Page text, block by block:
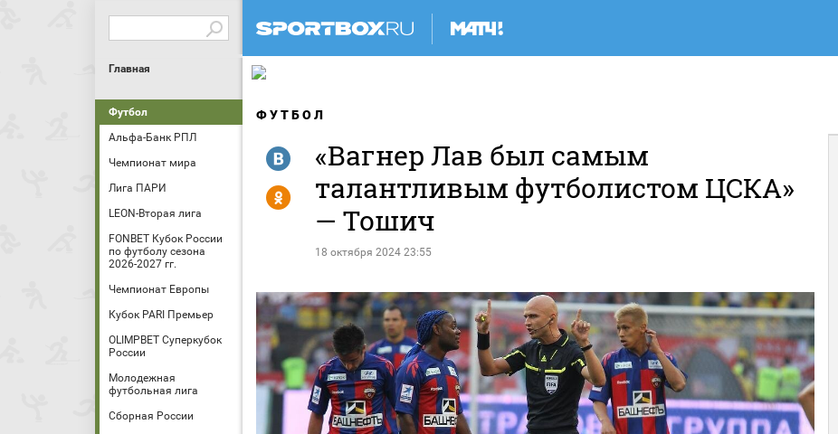
Главная
Футбол
Альфа-Банк РПЛ
Чемпионат мира
Лига ПАРИ
LEON-Вторая лига
FONBET Кубок России
по футболу сезона
2026-2027 гг.
Чемпионат Европы
Кубок PARI Премьер
OLIMPBET Суперкубок
России
Молодежная
футбольная лига
Сборная России
ФУТБОЛ
«Вагнер Лав был самым
талантливым футболистом ЦСКА»
— Тошич
18 октября 2024 23:55
R
Y